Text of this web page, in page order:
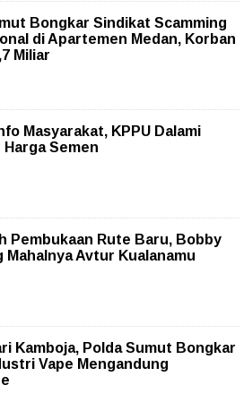
Bongkar Sindikat Scamming
di Apartemen Medan, Korban
Miliar
Masyarakat, KPPU Dalami
Harga Semen
Pembukaan Rute Baru, Bobby
Mahalnya Avtur Kualanamu
Kamboja, Polda Sumut Bongkar
Vape Mengandung